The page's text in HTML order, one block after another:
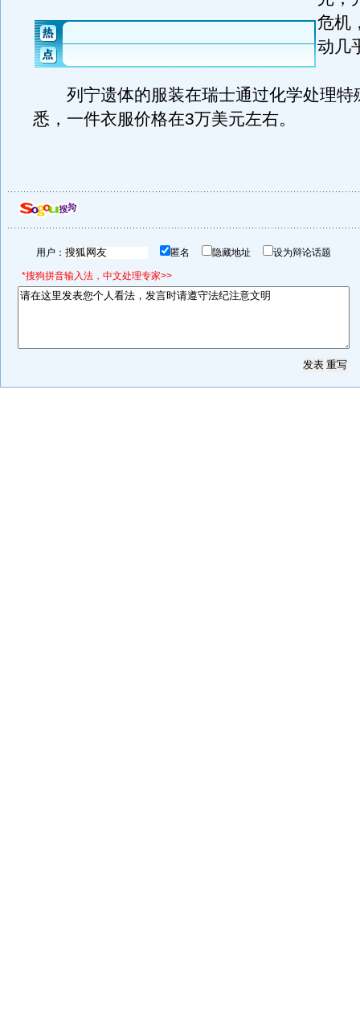
危机
动几
列宁遗体的服装在瑞士通过化学处理特
悉，一件衣服价格在3万美元左右。
用户： 匿名 隐藏地址 设为辩论话题
*搜狗拼音输入法，中文处理专家>>